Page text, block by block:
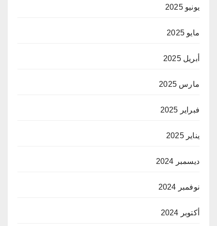
يونيو 2025
مايو 2025
أبريل 2025
مارس 2025
فبراير 2025
يناير 2025
ديسمبر 2024
نوفمبر 2024
أكتوبر 2024